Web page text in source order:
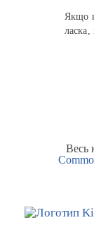
Якщо
Весь